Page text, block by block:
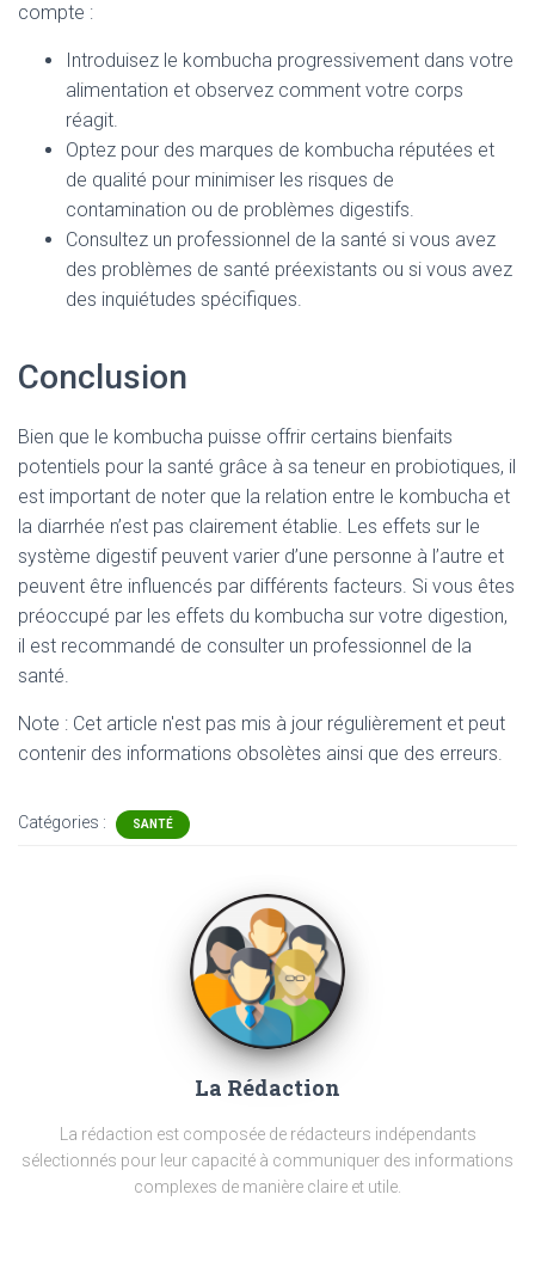
compte :
Introduisez le kombucha progressivement dans votre
alimentation et observez comment votre corps
réagit.
Optez pour des marques de kombucha réputées et
de qualité pour minimiser les risques de
contamination ou de problèmes digestifs.
Consultez un professionnel de la santé si vous avez
des problèmes de santé préexistants ou si vous avez
des inquiétudes spécifiques.
Conclusion
Bien que le kombucha puisse offrir certains bienfaits
potentiels pour la santé grâce à sa teneur en probiotiques, il
est important de noter que la relation entre le kombucha et
la diarrhée n’est pas clairement établie. Les effets sur le
système digestif peuvent varier d’une personne à l’autre et
peuvent être influencés par différents facteurs. Si vous êtes
préoccupé par les effets du kombucha sur votre digestion,
il est recommandé de consulter un professionnel de la
santé.
Note : Cet article n'est pas mis à jour régulièrement et peut
contenir des informations obsolètes ainsi que des erreurs.
Catégories : SANTÉ
La Rédaction
La rédaction est composée de rédacteurs indépendants
sélectionnés pour leur capacité à communiquer des informations
complexes de manière claire et utile.